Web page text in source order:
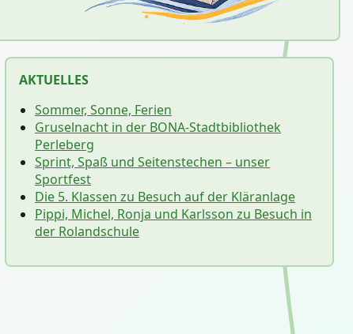
AKTUELLES
Sommer, Sonne, Ferien
Gruselnacht in der BONA-Stadtbibliothek
Perleberg
Sprint, Spaß und Seitenstechen – unser
Sportfest
Die 5. Klassen zu Besuch auf der Kläranlage
Pippi, Michel, Ronja und Karlsson zu Besuch in
der Rolandschule